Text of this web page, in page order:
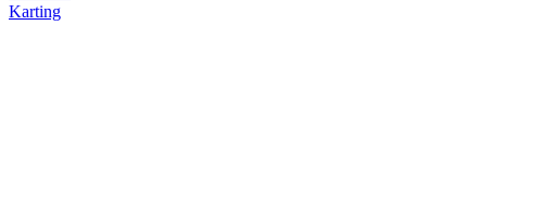
Karting